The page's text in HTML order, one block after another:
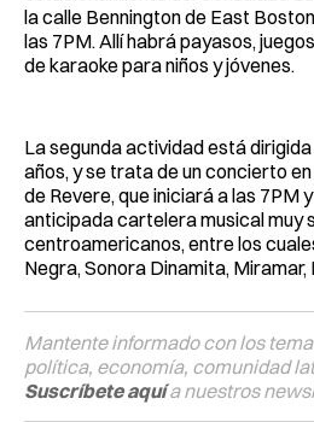
la calle Bennington de East
las 7PM. Allí habrá payasos,
de karaoke para niños y jóvenes.
La segunda actividad está
años, y se trata de un concierto
de Revere, que iniciará a las 7PM
anticipada cartelera musical muy
centroamericanos, entre los
Negra, Sonora Dinamita, Miramar,
Mantente informado con los
política, economía, comunidad
Suscríbete aquía nuestros